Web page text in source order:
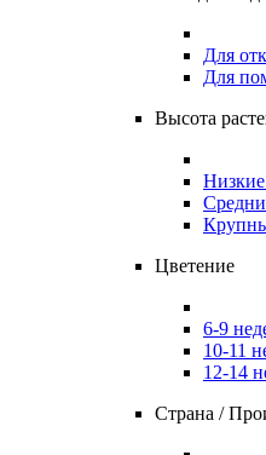
Для
Для
Высота
Низкие
Цветение
6-9
10-11
12-14
Страна /